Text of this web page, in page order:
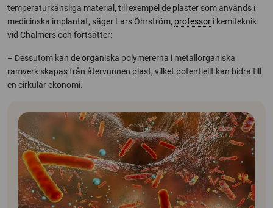
temperaturkänsliga material, till exempel de plaster som används i
medicinska implantat, säger Lars Öhrström, professor i kemiteknik
vid Chalmers och fortsätter:
– Dessutom kan de organiska polymererna i metallorganiska
ramverk skapas från återvunnen plast, vilket potentiellt kan bidra till
en cirkulär ekonomi.